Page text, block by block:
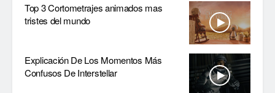
Top 3 Cortometrajes animados mas
tristes del mundo
Explicación De Los Momentos Más
Confusos De Interstellar